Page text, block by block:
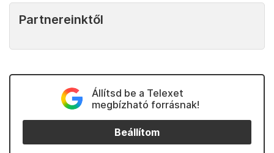
Partnereinktől
Állítsd be a Telexet
megbízható forrásnak!
Beállítom